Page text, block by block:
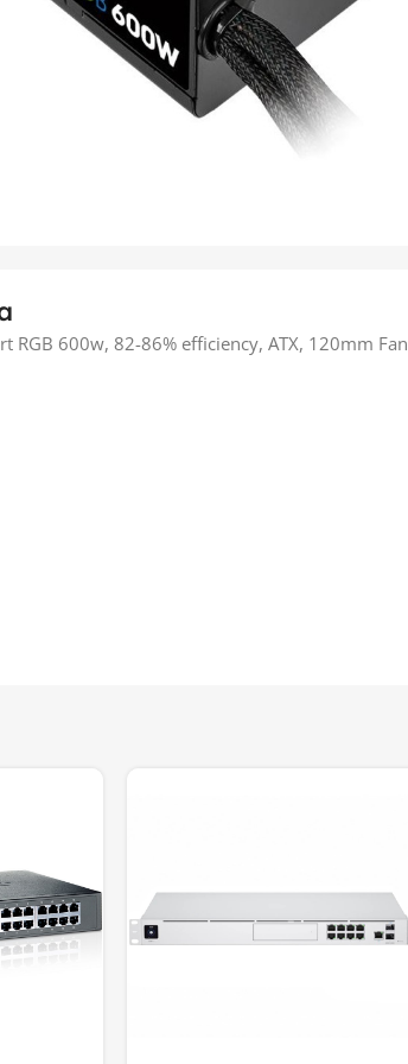
RGB 600w, 82-86% efficiency, ATX, 120mm Fan